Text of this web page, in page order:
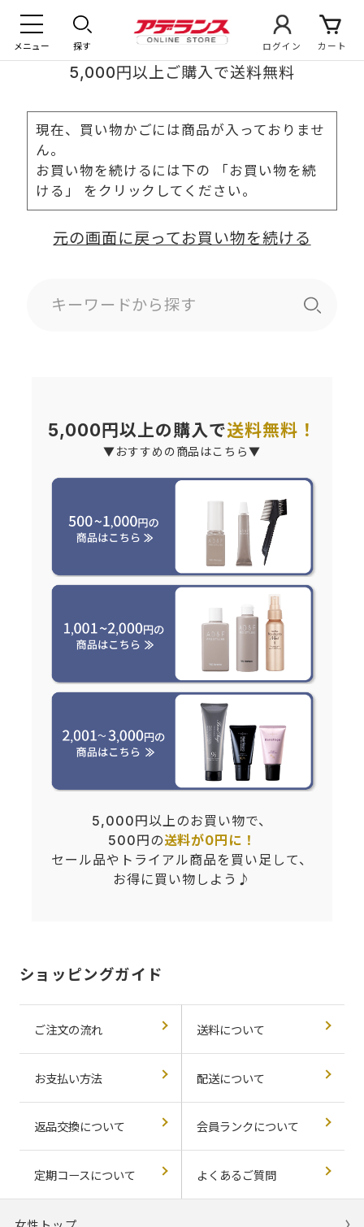
メニュー 探す ログイン カート
5,000円以上ご購入で送料無料
現在、買い物かごには商品が入っておりませ
ん。
お買い物を続けるには下の 「お買い物を続
ける」 をクリックしてください。
元の画面に戻ってお買い物を続ける
キーワードから探す
5,000円以上の購入で送料無料！
▼おすすめの商品はこちら▼
5,000円以上のお買い物で、
500円の送料が0円に！
セール品やトライアル商品を買い足して、
お得に買い物しよう♪
ショッピングガイド
ご注文の流れ 送料について
お支払い方法 配送について
返品交換について 会員ランクについて
定期コースについて よくあるご質問